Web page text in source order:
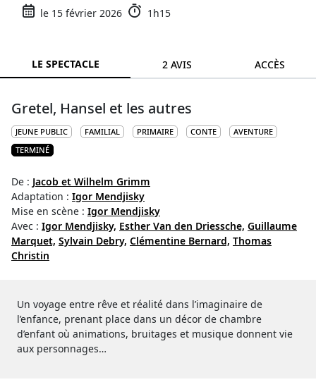
le 15 février 2026 1h15
LE SPECTACLE 2 AVIS ACCÈS
Gretel, Hansel et les autres
JEUNE PUBLIC FAMILIAL PRIMAIRE CONTE
AVENTURE
TERMINÉ
De : Jacob et Wilhelm Grimm
Adaptation : Igor Mendjisky
Mise en scène : Igor Mendjisky
Avec : Igor Mendjisky, Esther Van den Driessche, Guillaume
Marquet, Sylvain Debry, Clémentine Bernard, Thomas
Christin
Un voyage entre rêve et réalité dans l’imaginaire de
l’enfance, prenant place dans un décor de chambre
d’enfant où animations, bruitages et musique donnent vie
aux personnages…